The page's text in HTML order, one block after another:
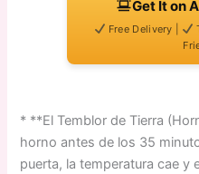
Get It on
Free Delivery |
* **El Temblor de Tierra
horno antes de los 35
puerta, la temperatura cae y